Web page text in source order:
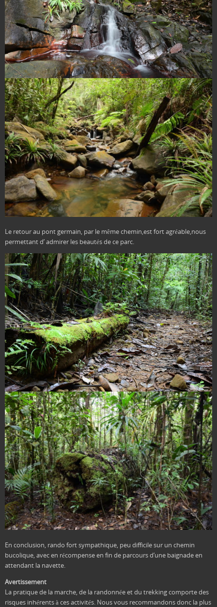
Le retour au pont germain, par le même chemin,est fort agréable,nous
permettant d’ admirer les beautés de ce parc.
En conclusion, rando fort sympathique, peu difficile sur un chemin
bucolique, avec en récompense en fin de parcours d’une baignade en
attendant la navette.
Avertissement
La pratique de la marche, de la randonnée et du trekking comporte des
risques inhérents à ces activités. Nous vous recommandons donc la plus